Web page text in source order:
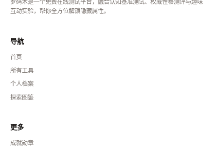
罗码术是一个免费在线测试平台，融合认知基准测试、权威性格测评与趣味
互动实验，帮你全方位解锁隐藏属性。
导航
首页
所有工具
个人档案
探索图鉴
更多
成就勋章